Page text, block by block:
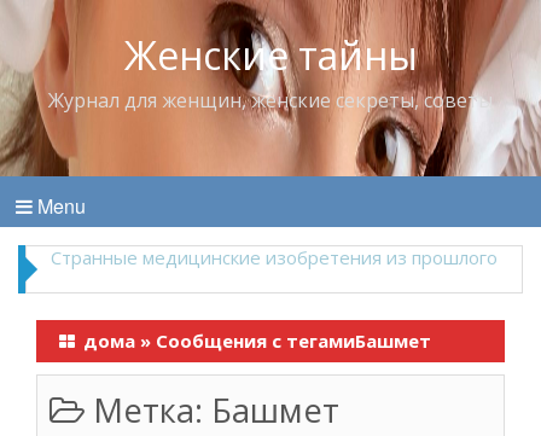
Женские тайны
Журнал для женщин, женские секреты, советы
Menu
Что пить в жару
дома » Сообщения с тегамиБашмет
Метка: Башмет